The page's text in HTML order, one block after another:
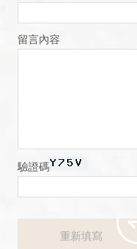
留言內容
驗證碼